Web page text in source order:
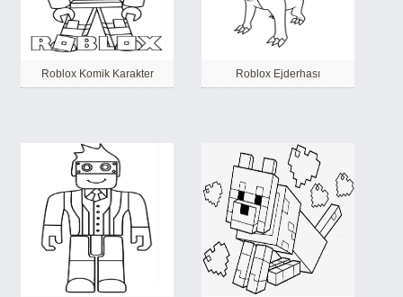
Roblox Komik Karakter Roblox Ejderhası